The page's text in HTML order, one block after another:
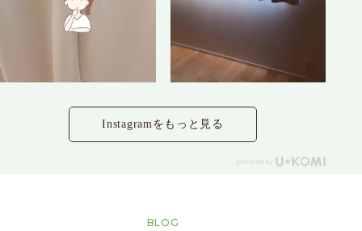
Instagramをもっと見る
BLOG